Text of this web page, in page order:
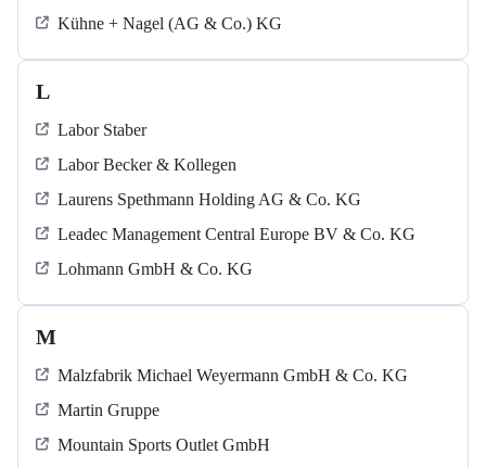
Kühne + Nagel (AG & Co.) KG
L
Labor Staber
Labor Becker & Kollegen
Laurens Spethmann Holding AG & Co. KG
Leadec Management Central Europe BV & Co. KG
Lohmann GmbH & Co. KG
M
Malzfabrik Michael Weyermann GmbH & Co. KG
Martin Gruppe
Mountain Sports Outlet GmbH